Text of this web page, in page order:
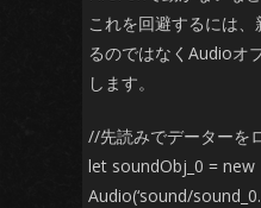
これを回避するには
るのではなくAudioオ
します。
//先読みでデーターを
let soundObj_0 = new
Audio(‘sound/